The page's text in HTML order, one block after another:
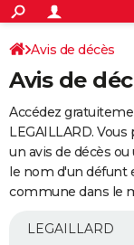
ACTUALITÉS
Politique
Société
Faits Divers
Education
Monde
Villes
+
SPORT
Coupe du monde
Football
Tennis
Cyclisme
Rugby
Forum
Programme TV
TNTStreaming
Cinéma
Sorties cinéma
Musique
+FINANCE
Impôts
Immobilier
Risques naturels par
Banque
Assurance
Crédit
AUTO
Essais
Réserver un essai
Citadines
Berlines
SUV
Forum auto
+
Mobiles
Meilleur smartphone
Internet
Ordinateurs
Jeux vidéo
Guide high-tech
Avis de décès
Avis de
Accédez
LEGAILLARD.
un avis de décès
le nom d'un défunt
commune dans le